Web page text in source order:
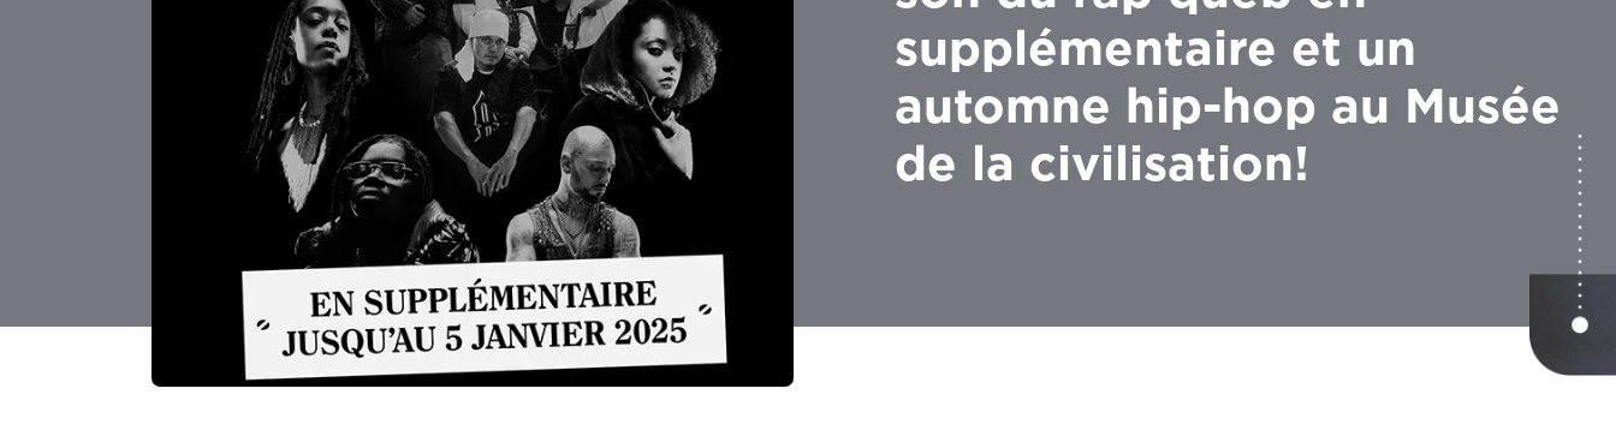
supplémentaire et un
automne hip-hop au Musée
de la civilisation!